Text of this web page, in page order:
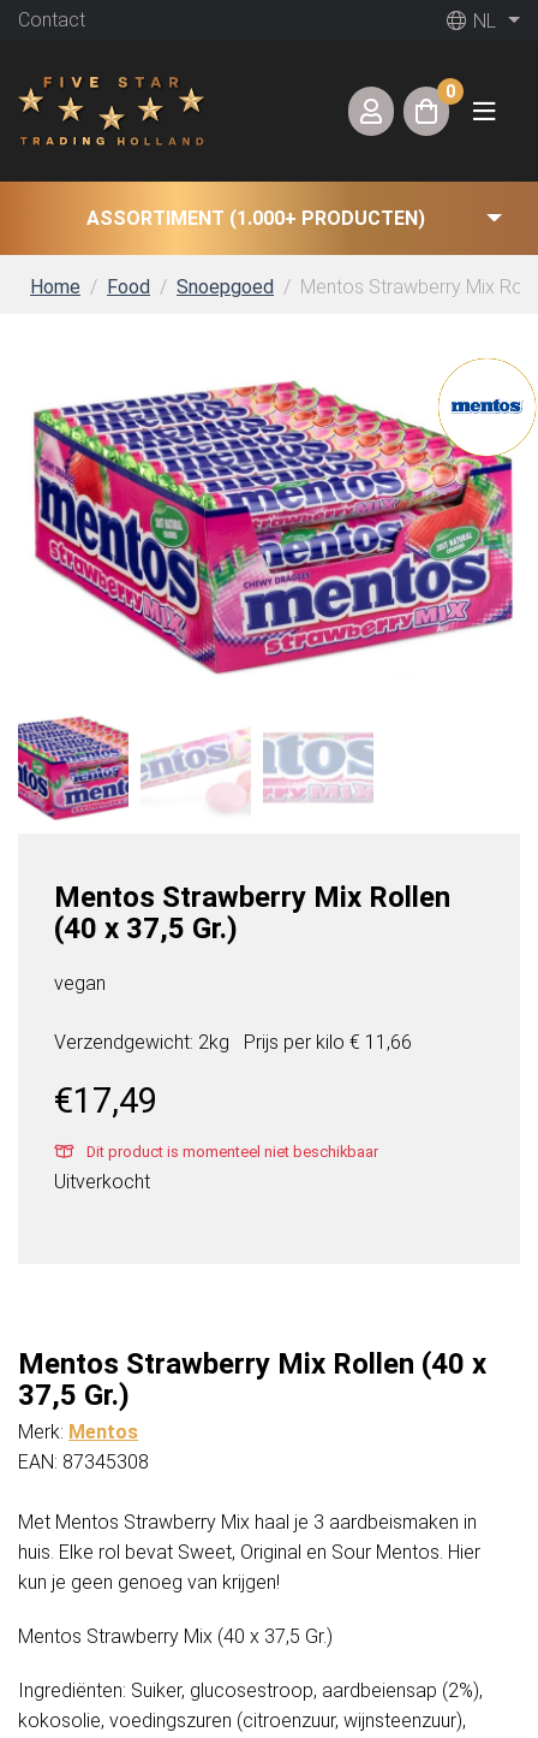
Contact NL
0
ASSORTIMENT (1.000+ PRODUCTEN)
Home Food Snoepgoed Mentos Strawberry Mix
Mentos Strawberry Mix Rollen
(40 x 37,5 Gr.)
vegan
Verzendgewicht: 2kg Prijs per kilo € 11,66
€17,49
Dit product is momenteel niet beschikbaar
Uitverkocht
Mentos Strawberry Mix Rollen (40 x
37,5 Gr.)
Merk: Mentos
EAN: 87345308
Met Mentos Strawberry Mix haal je 3 aardbeismaken in
huis. Elke rol bevat Sweet, Original en Sour Mentos. Hier
kun je geen genoeg van krijgen!
Mentos Strawberry Mix (40 x 37,5 Gr.)
Ingrediënten: Suiker, glucosestroop, aardbeiensap (2%),
kokosolie, voedingszuren (citroenzuur, wijnsteenzuur),